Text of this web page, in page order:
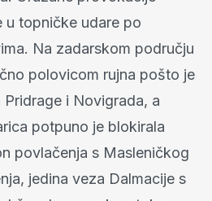
u topničke udare po
Na zadarskom području
polovicom rujna pošto je
i Novigrada, a
potpuno je blokirala
povlačenja s Masleničkog
jedina veza Dalmacije s